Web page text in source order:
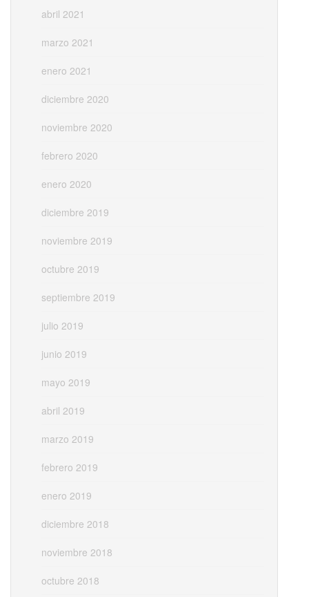
abril 2021
marzo 2021
enero 2021
diciembre 2020
noviembre 2020
febrero 2020
enero 2020
diciembre 2019
noviembre 2019
octubre 2019
septiembre 2019
julio 2019
junio 2019
mayo 2019
abril 2019
marzo 2019
febrero 2019
enero 2019
diciembre 2018
noviembre 2018
octubre 2018